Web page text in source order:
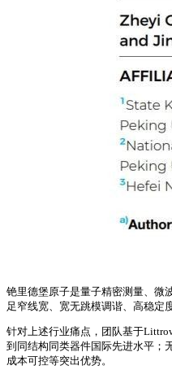
铯里德堡原子是量子精密测量、微
足窄线宽、宽无跳模调谐、高稳定
针对上述行业痛点，团队基于
到同结构同类器件国际先进水平；
成本可控等突出优势。